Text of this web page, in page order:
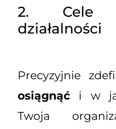
2.
działalności
Precyzyjnie
osiągnąć i w
Twoja